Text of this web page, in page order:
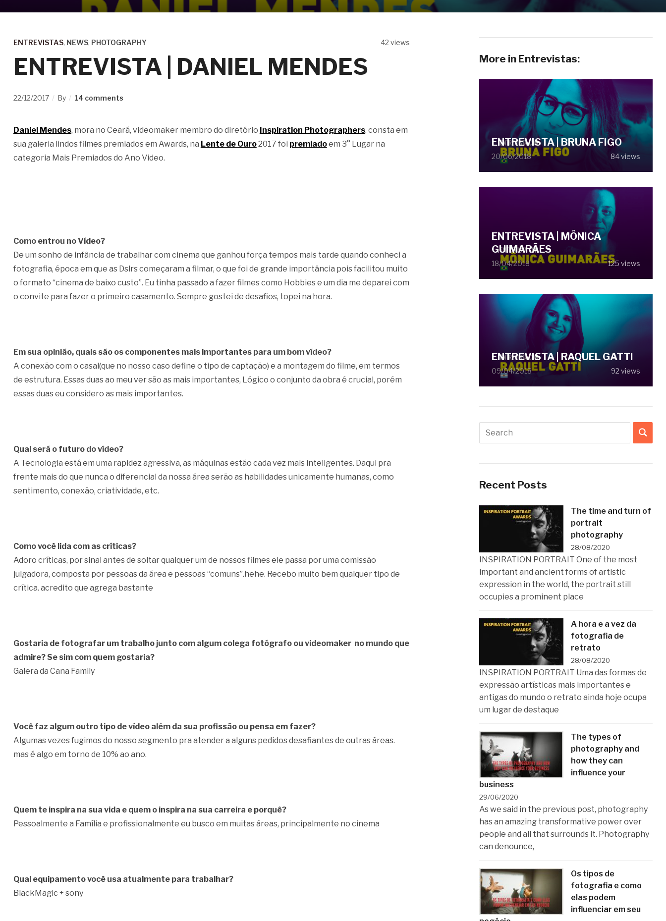
42 views
ENTREVISTAS, NEWS, PHOTOGRAPHY
ENTREVISTA | DANIEL MENDES
22/12/2017 By 14 comments
Daniel Mendes, mora no Ceará, videomaker membro do diretório Inspiration Photographers, consta em
sua galeria lindos filmes premiados em Awards, na Lente de Ouro2017 foi premiadoem 3° Lugar na
categoria Mais Premiados do Ano Video.
Como entrou no Vídeo?
De um sonho de infância de trabalhar com cinema que ganhou força tempos mais tarde quando conheci a
fotografia, época em que as Dslrs começaram a filmar, o que foi de grande importância pois facilitou muito
o formato “cinema de baixo custo”. Eu tinha passado a fazer filmes como Hobbies e um dia me deparei com
o convite para fazer o primeiro casamento. Sempre gostei de desafios, topei na hora.
Em sua opinião, quais são os componentes mais importantes para um bom vídeo?
A conexão com o casal(que no nosso caso define o tipo de captação) e a montagem do filme, em termos
de estrutura. Essas duas ao meu ver são as mais importantes, Lógico o conjunto da obra é crucial, porém
essas duas eu considero as mais importantes.
Qual será o futuro do vídeo?
A Tecnologia está em uma rapidez agressiva, as máquinas estão cada vez mais inteligentes. Daqui pra
frente mais do que nunca o diferencial da nossa área serão as habilidades unicamente humanas, como
sentimento, conexão, criatividade, etc.
Como você lida com as críticas?
Adoro críticas, por sinal antes de soltar qualquer um de nossos filmes ele passa por uma comissão
julgadora, composta por pessoas da área e pessoas “comuns”.hehe. Recebo muito bem qualquer tipo de
crítica. acredito que agrega bastante
Gostaria de fotografar um trabalho junto com algum colega fotógrafo ou videomaker no mundo que
admire? Se sim com quem gostaria?
Galera da Cana Family
Você faz algum outro tipo de vídeo além da sua profissão ou pensa em fazer?
Algumas vezes fugimos do nosso segmento pra atender a alguns pedidos desafiantes de outras áreas.
mas é algo em torno de 10% ao ano.
Quem te inspira na sua vida e quem o inspira na sua carreira e porquê?
Pessoalmente a Família e profissionalmente eu busco em muitas áreas, principalmente no cinema
Qual equipamento você usa atualmente para trabalhar?
BlackMagic + sony
More in Entrevistas:
ENTREVISTA | BRUNA FIGO
20/06/2018 84 views
ENTREVISTA | MÔNICA
GUIMARÃES
18/04/2018 125 views
ENTREVISTA | RAQUEL GATTI
09/04/2018 92 views
Recent Posts
The time and turn of
portrait
photography
28/08/2020
INSPIRATION PORTRAIT One of the most
important and ancient forms of artistic
expression in the world, the portrait still
occupies a prominent place
A hora e a vez da
fotografia de
retrato
28/08/2020
INSPIRATION PORTRAIT Uma das formas de
expressão artísticas mais importantes e
antigas do mundo o retrato ainda hoje ocupa
um lugar de destaque
The types of
photography and
how they can
influence your
business
29/06/2020
As we said in the previous post, photography
has an amazing transformative power over
people and all that surrounds it. Photography
can denounce,
Os tipos de
fotografia e como
elas podem
influenciar em seu